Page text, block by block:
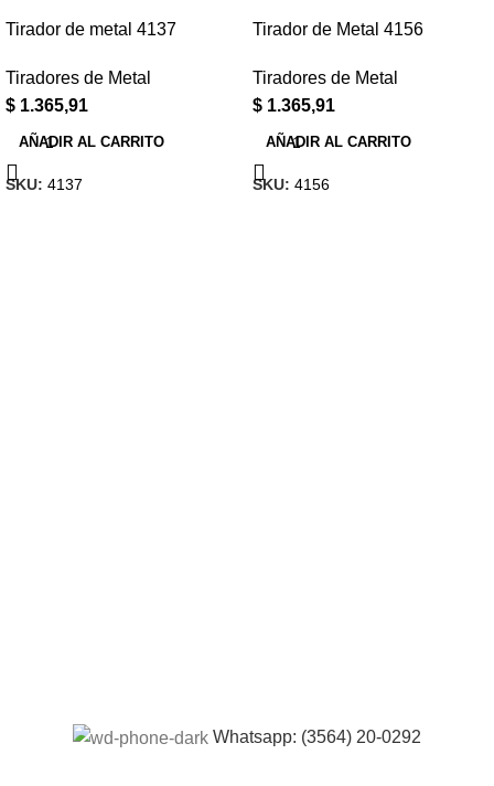
Tirador de metal 4137
Tiradores de Metal
$ 1.365,91
AÑADIR AL CARRITO
SKU: 4137
Tirador de Metal 4156
Tiradores de Metal
$ 1.365,91
AÑADIR AL CARRITO
SKU: 4156
Whatsapp: (3564) 20-0292